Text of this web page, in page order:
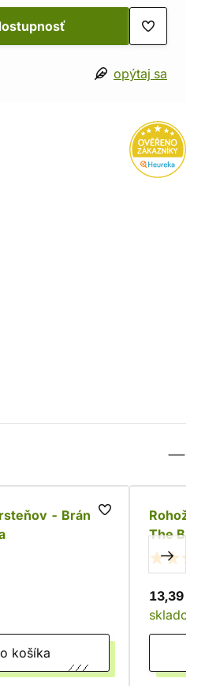
opýtaj sa
- Brána
košíka
The
13,39 €
skladom